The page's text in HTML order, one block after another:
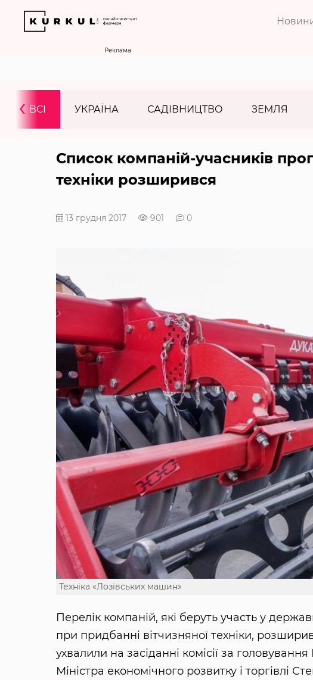
Реклама
ВСІ УКРАЇНА САДІВНИЦТВО ЗЕМЛЯ
‹
Список компаній-учасників
техніки розширився
13 грудня 2017 901 0
Техніка «Лозівських машин»
Перелік компаній, які беруть участь у
при придбанні вітчизняної техніки,
ухвалили на засіданні комісії за
Міністра економічного розвитку і торгівлі